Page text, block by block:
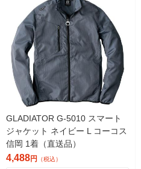
GLADIATOR G-5010 スマート
ジャケット ネイビー L コーコス
信岡 1着（直送品）
4,488円 （税込）